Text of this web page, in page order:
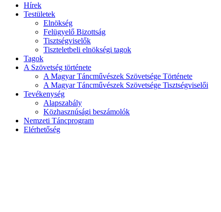
Hírek
Testületek
Elnökség
Felügyelő Bizottság
Tisztségviselők
Tiszteletbeli elnökségi tagok
Tagok
A Szövetség története
A Magyar Táncművészek Szövetsége Története
A Magyar Táncművészek Szövetsége Tisztségviselői
Tevékenység
Alapszabály
Közhasznúsági beszámolók
Nemzeti Táncprogram
Elérhetőség